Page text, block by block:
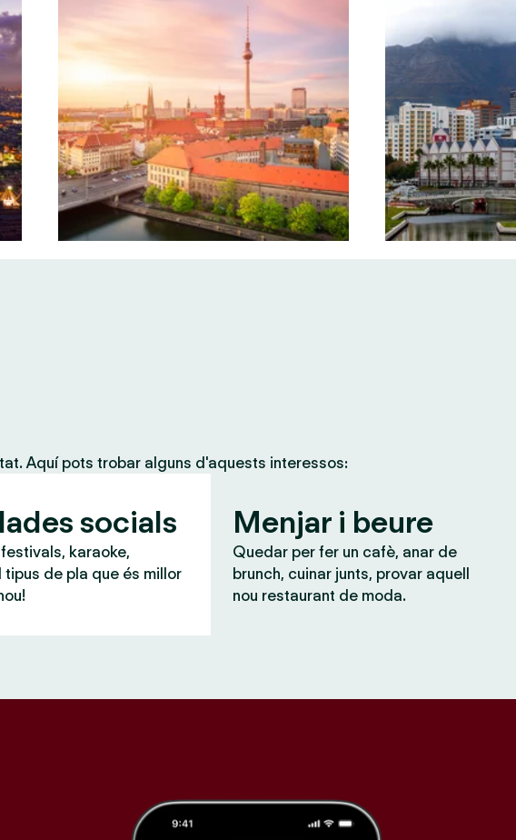
Aquí pots trobar alguns d'aquests interessos:
socials
karaoke,
tipus de pla que és millor
Menjar i beure
Quedar per fer un cafè, anar de
brunch, cuinar junts, provar aquell
nou restaurant de moda.